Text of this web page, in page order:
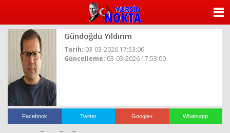
Gündoğdu Yıldırım
Tarih: 03-03-2026 17:53:00
Güncelleme: 03-03-2026 17:53:00
Facebook Twitter Google+ Whatsapp
YAZARLAR